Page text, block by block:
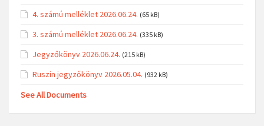
4. számú melléklet 2026.06.24. (65 kB)
3. számú melléklet 2026.06.24. (335 kB)
Jegyzőkönyv 2026.06.24. (215 kB)
Ruszin jegyzőkönyv 2026.05.04. (932 kB)
See All Documents